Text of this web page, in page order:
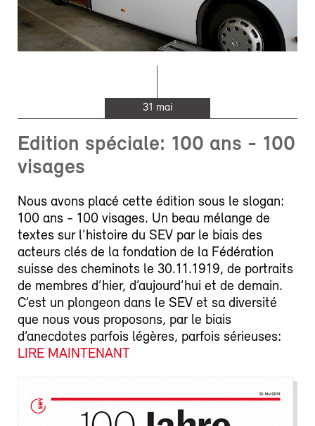
31 mai
Edition spéciale: 100 ans - 100
visages
Nous avons placé cette édition sous le slogan:
100 ans - 100 visages. Un beau mélange de
textes sur l’histoire du SEV par le biais des
acteurs clés de la fondation de la Fédération
suisse des cheminots le 30.11.1919, de portraits
de membres d’hier, d’aujourd’hui et de demain.
C’est un plongeon dans le SEV et sa diversité
que nous vous proposons, par le biais
d’anecdotes parfois légères, parfois sérieuses:
LIRE MAINTENANT